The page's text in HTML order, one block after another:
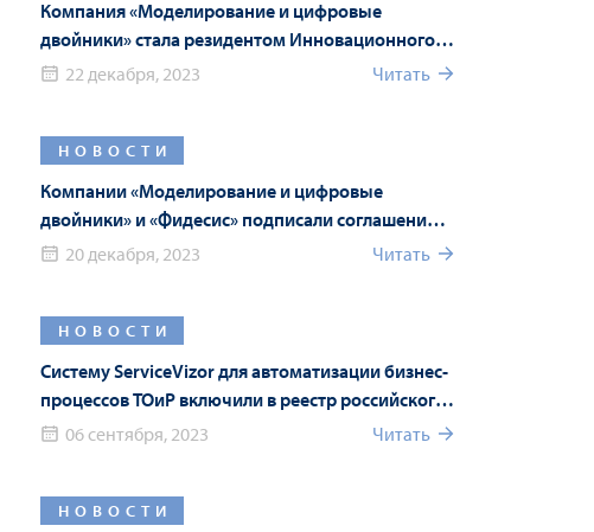
Компания «Моделирование и цифровые
двойники» стала резидентом Инновационного
Центра «Сколково»
22 декабря, 2023 Читать
НОВОСТИ
Компании «Моделирование и цифровые
двойники» и «Фидесис» подписали соглашение о
технологическом партнерстве
20 декабря, 2023 Читать
НОВОСТИ
Систему ServiceVizor для автоматизации бизнес-
процессов ТОиР включили в реестр российского
ПО06 сентября, 2023 Читать
НОВОСТИ